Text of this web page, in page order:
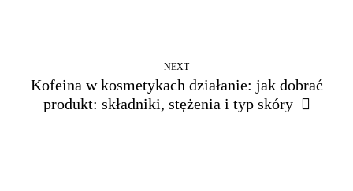
NEXT
Kofeina w kosmetykach działanie: jak dobrać
produkt: składniki, stężenia i typ skóry